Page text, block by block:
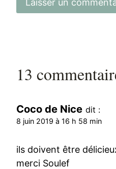
13
Coco de Nice dit :
8 juin 2019 à 16 h 58 min
ils doivent être
merci Soulef